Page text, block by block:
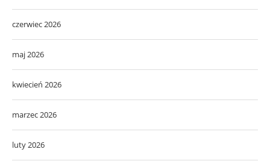
czerwiec 2026
maj 2026
kwiecień 2026
marzec 2026
luty 2026